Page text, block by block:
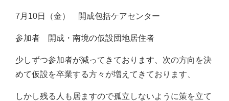
7月10日（金） 開成包括ケアセンター
参加者 開成・南境の仮設団地居住者
少しずつ参加者が減ってきております、次の方向を決
めて仮設を卒業する方々が増えてきております、
しかし残る人も居ますので孤立しないように策を立て